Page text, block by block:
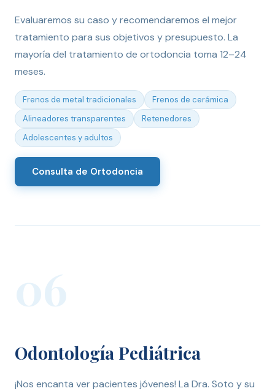
Evaluaremos su caso y recomendaremos el mejor
tratamiento para sus objetivos y presupuesto. La
mayoría del tratamiento de ortodoncia toma 12–24
meses.
Frenos de metal tradicionales
Frenos de cerámica
Alineadores transparentes
Retenedores
Adolescentes y adultos
Consulta de Ortodoncia
06
Odontología Pediátrica
¡Nos encanta ver pacientes jóvenes! La Dra. Soto y su